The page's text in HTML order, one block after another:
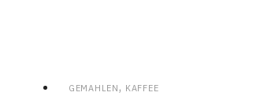
GEMAHLEN, KAFFEE